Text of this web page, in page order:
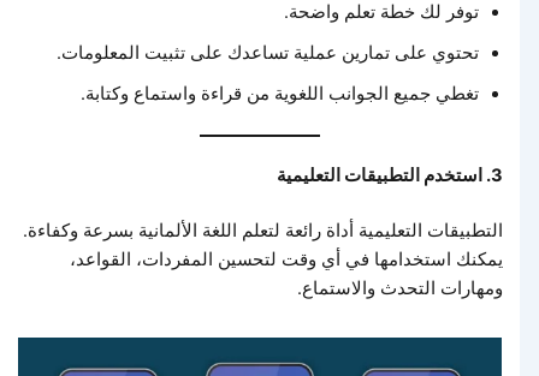
توفر لك خطة تعلم واضحة.
تحتوي على تمارين عملية تساعدك على تثبيت المعلومات.
تغطي جميع الجوانب اللغوية من قراءة واستماع وكتابة.
3. استخدم التطبيقات التعليمية
التطبيقات التعليمية أداة رائعة لتعلم اللغة الألمانية بسرعة وكفاءة.
يمكنك استخدامها في أي وقت لتحسين المفردات، القواعد،
ومهارات التحدث والاستماع.